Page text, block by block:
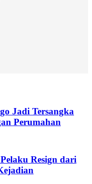
Jadi Tersangka
Perumahan
Resign dari